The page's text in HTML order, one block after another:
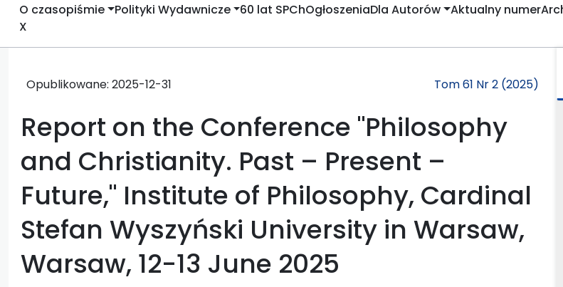
O czasopiśmie Polityki Wydawnicze 60 lat SPChOgłoszeniaDla Autorów Aktualny numer
X
Opublikowane: 2025-12-31 Tom 61 Nr 2 (2025)
Report on the Conference "Philosophy
and Christianity. Past – Present –
Future," Institute of Philosophy, Cardinal
Stefan Wyszyński University in Warsaw,
Warsaw, 12-13 June 2025